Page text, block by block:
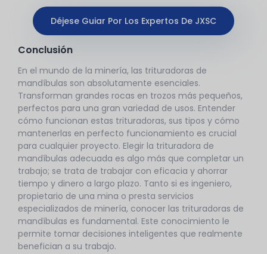
Déjese Guiar Por Los Expertos De JXSC
Conclusión
En el mundo de la minería, las trituradoras de
mandíbulas son absolutamente esenciales.
Transforman grandes rocas en trozos más pequeños,
perfectos para una gran variedad de usos. Entender
cómo funcionan estas trituradoras, sus tipos y cómo
mantenerlas en perfecto funcionamiento es crucial
para cualquier proyecto. Elegir la trituradora de
mandíbulas adecuada es algo más que completar un
trabajo; se trata de trabajar con eficacia y ahorrar
tiempo y dinero a largo plazo. Tanto si es ingeniero,
propietario de una mina o presta servicios
especializados de minería, conocer las trituradoras de
mandíbulas es fundamental. Este conocimiento le
permite tomar decisiones inteligentes que realmente
benefician a su trabajo.